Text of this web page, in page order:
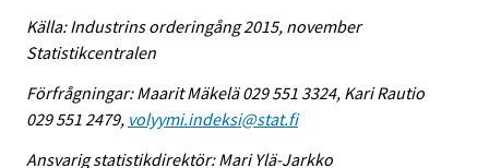
Källa: Industrins orderingång 2015, november
Statistikcentralen
Förfrågningar: Maarit Mäkelä 029 551 3324, Kari Rautio
029 551 2479, volyymi.indeksi@stat.fi
Ansvarig statistikdirektör: Mari Ylä-Jarkko